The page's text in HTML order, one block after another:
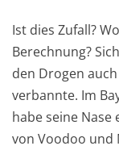
Ist dies Zufall?
Berechnung?
den Drogen
verbannte. Im
habe seine Nase
von Voodoo und